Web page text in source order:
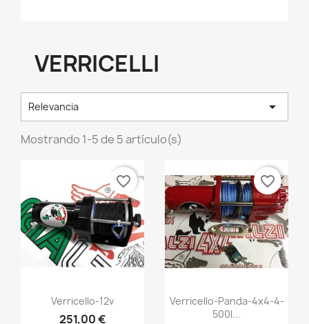
VERRICELLI
Relevancia 
Mostrando 1-5 de 5 artículo(s)
Vista rápida
Verricello-12v
251,00 €
favorite_border
Vista rápida
Verricello-Panda-4x4-4-
500l...
favorite_border